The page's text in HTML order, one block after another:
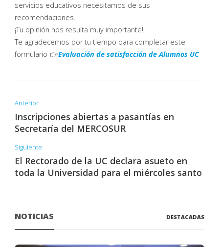
servicios educativos necesitamos de sus
recomendaciones.
¡Tu opinión nos resulta muy importante!
Te agradecemos por tu tiempo para completar este
formulario 👉Evaluación de satisfacción de Alumnos UC
Anterior
Inscripciones abiertas a pasantías en
Secretaría del MERCOSUR
Siguiente
El Rectorado de la UC declara asueto en
toda la Universidad para el miércoles santo
NOTICIAS DESTACADAS